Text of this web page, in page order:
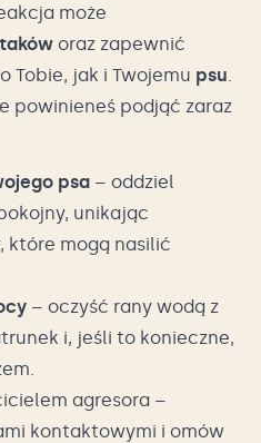
może
oraz zapewnić
Tobie, jak i Twojemu psu.
powinieneś podjąć zaraz
psa – oddziel
unikając
które mogą nasilić
– oczyść rany wodą z
i, jeśli to konieczne,
agresora –
kontaktowymi i omów